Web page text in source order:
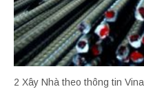
2 Xây Nhà theo thông tin